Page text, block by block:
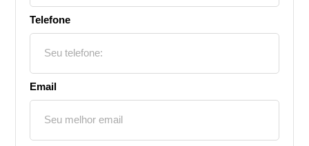
Telefone
Email